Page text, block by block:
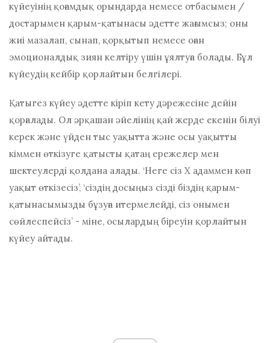
күйеуінің қоғамдық орындарда немесе отбасымен /
достарымен қарым-қатынасы әдетте жағымсыз; оны
жиі мазалап, сынап, қорқытып немесе оған
эмоционалдық зиян келтіру үшін ұялтуға болады. Бұл
күйеудің кейбір қорлайтын белгілері.
Қатыгез күйеу әдетте кіріп кету дәрежесіне дейін
қорғалады. Ол әрқашан әйелінің қай жерде екенін білуі
керек және үйден тыс уақытта және осы уақытты
кіммен өткізуге қатысты қатаң ережелер мен
шектеулерді қолдана алады. ‘Неге сіз Х адаммен көп
уақыт өткізесіз’, ‘сіздің досыңыз сізді біздің қарым-
қатынасымызды бұзуға итермелейді, сіз онымен
сөйлеспейсіз’ - міне, осылардың біреуін қорлайтын
күйеу айтады.